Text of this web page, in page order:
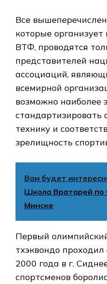
Все
которые
ВТФ, проводятся
представителей
ассоциаций,
всемирной
возможно наиболее
стандартизировать
технику и
зрелищность
Вам будет
Школа Вратарей по
Минске
Первый
тхэквондо
2000 года в г.
спортсменов